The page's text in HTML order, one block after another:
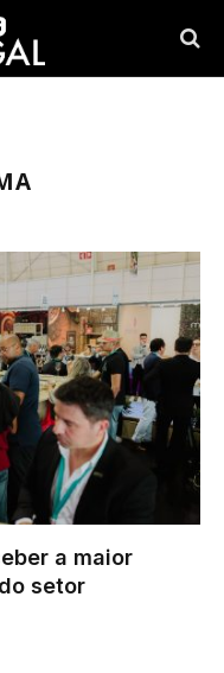
a maior
setor